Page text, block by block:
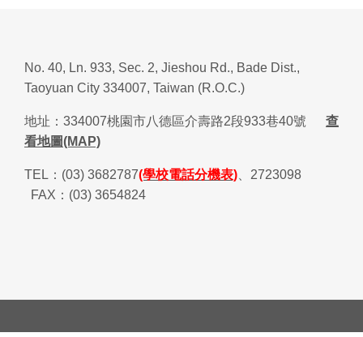
No. 40, Ln. 933, Sec. 2, Jieshou Rd., Bade Dist.,
Taoyuan City 334007, Taiwan (R.O.C.)
地址： 334007桃園市八德區介壽路2段933巷40號
查
看地圖(MAP)
TEL ： (03) 3682787(學校電話分機表)
2723098
FAX ： (03) 3654824